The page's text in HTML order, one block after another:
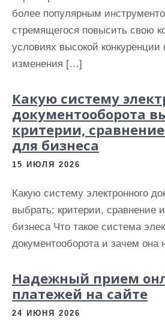
более популярным
стремящегося повысить свою
условиях высокой конкуренции
изменения […]
Какую систему
документооборота
критерии,
для бизнеса
15 ИЮЛЯ 2026
Какую систему электронного
выбрать: критерии, сравнение
бизнеса Что такое система
документооборота и зачем она
Надежный прием
платежей на сайте
24 ИЮНЯ 2026